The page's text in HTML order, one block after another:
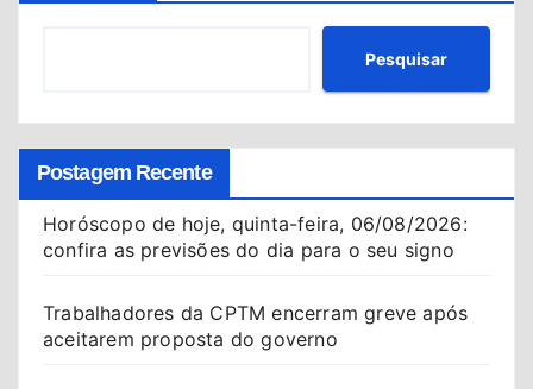
Pesquisar
Postagem Recente
Horóscopo de hoje, quinta-feira, 06/08/2026:
confira as previsões do dia para o seu signo
Trabalhadores da CPTM encerram greve após
aceitarem proposta do governo